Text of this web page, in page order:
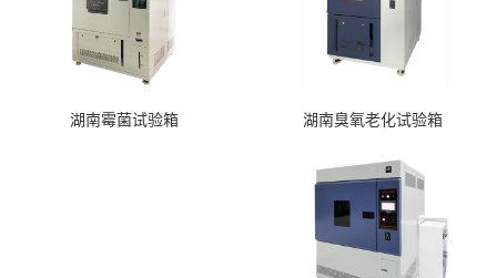
湖南霉菌试验箱 湖南臭氧老化试验箱